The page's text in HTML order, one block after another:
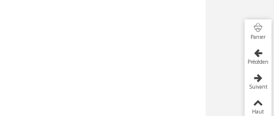
Panier
Précédent
Suivant
Haut